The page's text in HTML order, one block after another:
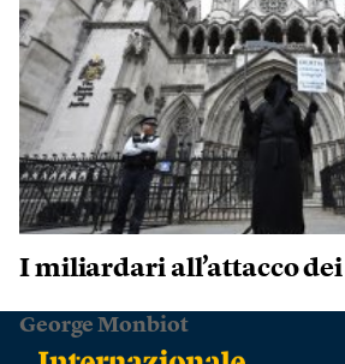
I miliardari all’attacco
George Monbiot